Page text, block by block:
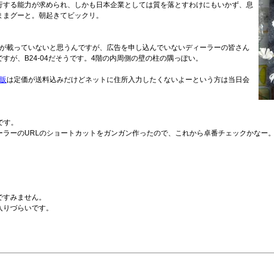
る能力が求められ、しかも日本企業としては質を落とすわけにもいかず、息
グーと。朝起きてビックリ。
載っていないと思うんですが、広告を申し込んでいないディーラーの皆さん
が、B24-04だそうです。4階の内周側の壁の柱の隅っぽい。
は定価が送料込みだけどネットに住所入力したくないよーという方は当日会
。
ーのURLのショートカットをガンガン作ったので、これから卓番チェックかなー
みません。
づらいです。